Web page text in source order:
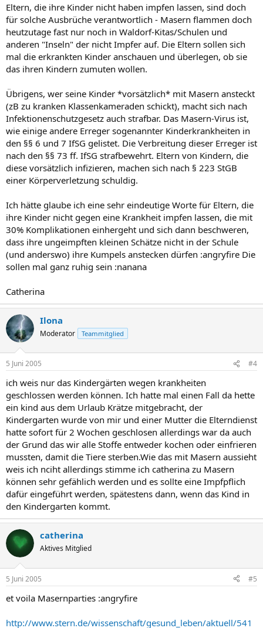
Eltern, die ihre Kinder nicht haben impfen lassen, sind doch
für solche Ausbrüche verantwortlich - Masern flammen doch
heutzutage fast nur noch in Waldorf-Kitas/Schulen und
anderen "Inseln" der nicht Impfer auf. Die Eltern sollen sich
mal die erkrankten Kinder anschauen und überlegen, ob sie
das ihren Kindern zumuten wollen.
Übrigens, wer seine Kinder *vorsätzlich* mit Masern ansteckt
(zB zu kranken Klassenkameraden schickt), macht sich nach
Infektionenschutzgesetz auch strafbar. Das Masern-Virus ist,
wie einige andere Erreger sogenannter Kinderkrankheiten in
den §§ 6 und 7 IfSG gelistet. Die Verbreitung dieser Erreger ist
nach den §§ 73 ff. IfSG strafbewehrt. Eltern von Kindern, die
diese vorsätzlich infizieren, machen sich nach § 223 StGB
einer Körperverletzung schuldig.
Ich hätte glaube ich eine sehr eindeutige Worte für Eltern, die
ihre Kinder nicht gegen eine Krankheit impfen lassen, die mit
30% Komplikationen einhergeht und sich dann beschweren,
dass ihre ungeimpften kleinen Schätze nicht in der Schule
(und anderswo) ihre Kumpels anstecken dürfen :angryfire Die
sollen mal ganz ruhig sein :nanana
Catherina
Ilona
Moderator Teammitglied
5 Juni 2005 #4
ich weis nur das Kindergärten wegen krankheiten
geschlossen werden können. Ich hatte mal einen Fall da hette
ein kind aus dem Urlaub Krätze mitgebracht, der
Kindergarten wurde von mir und einer Mutter die Elterndienst
hatte sofort für 2 Wochen geschlosen allerdings war da auch
der Grund das wir alle Stoffe entweder kochen oder einfrieren
mussten, damit die Tiere sterben.Wie das mit Masern aussieht
weis ich nciht allerdings stimme ich catherina zu Masern
können sehr gefählich werden und es sollte eine Impfpflich
dafür eingeführt werden, spätestens dann, wenn das Kind in
den Kindergarten kommt.
catherina
Aktives Mitglied
5 Juni 2005 #5
et voila Masernparties :angryfire
http://www.stern.de/wissenschaft/gesund_leben/aktuell/541